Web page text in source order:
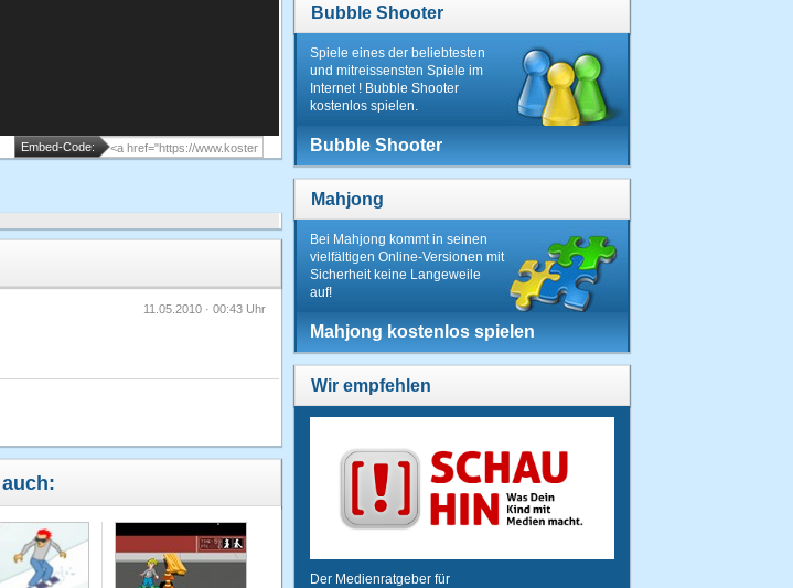
Embed-Code:
11.05.2010 · 00:43 Uhr
Bubble Shooter
Spiele eines der beliebtesten
und mitreissensten Spiele im
Internet ! Bubble Shooter
kostenlos spielen.
Bubble Shooter
Mahjong
Bei Mahjong kommt in seinen
vielfältigen Online-Versionen mit
Sicherheit keine Langeweile
auf!
Mahjong kostenlos spielen
Wir empfehlen
Der Medienratgeber für